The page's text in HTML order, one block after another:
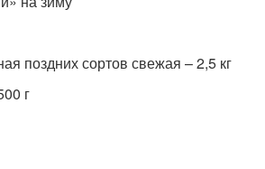
поздних сортов свежая – 2,5 кг
г